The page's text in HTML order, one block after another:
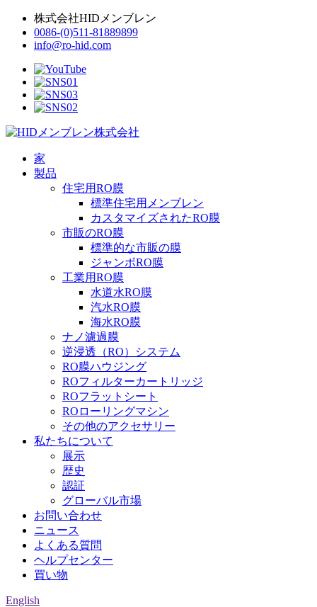
株式会社HIDメンブレン
0086-(0)511-81889899
info@ro-hid.com
家
製品
住宅用RO膜
標準住宅用メンブレン
カスタマイズされたRO膜
市販のRO膜
標準的な市販の膜
ジャンボRO膜
工業用RO膜
水道水RO膜
汽水RO膜
海水RO膜
ナノ濾過膜
逆浸透（RO）システム
RO膜ハウジング
ROフィルターカートリッジ
ROフラットシート
ROローリングマシン
その他のアクセサリー
私たちについて
展示
歴史
認証
グローバル市場
お問い合わせ
ニュース
よくある質問
ヘルプセンター
買い物
English